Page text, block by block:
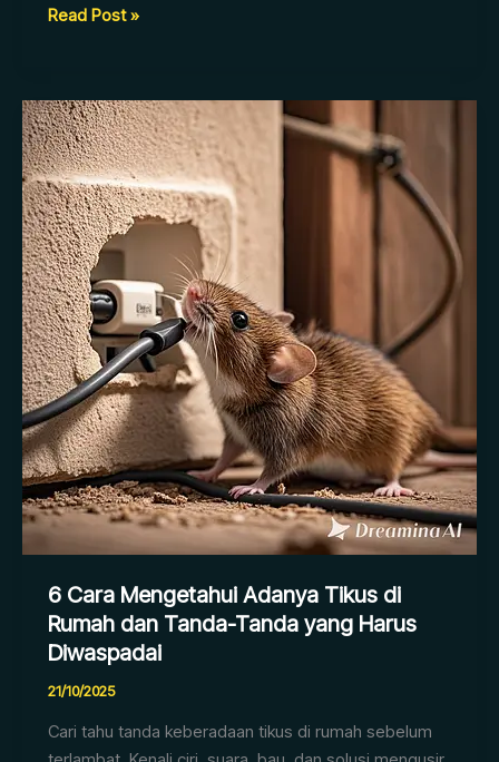
Read Post »
6 Cara Mengetahui Adanya Tikus di
Rumah dan Tanda-Tanda yang Harus
Diwaspadai
21/10/2025
Cari tahu tanda keberadaan tikus di rumah sebelum
6
Cara
Mengetahui
Adanya
Tikus
di
Rumah
dan
Tanda-
Tanda
yang
Harus
Diwaspadai